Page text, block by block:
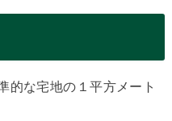
的な宅地の１平方メート